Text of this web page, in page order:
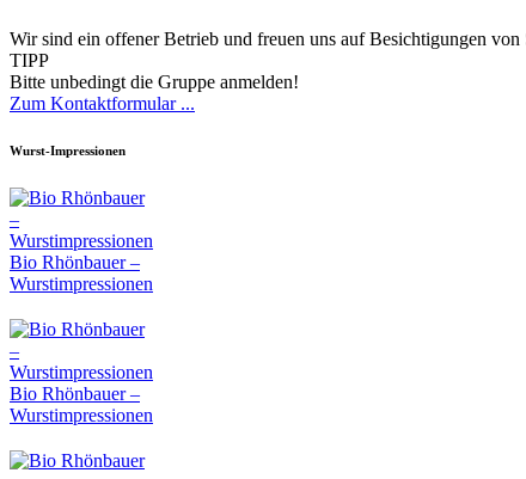
Wir sind ein offener Betrieb und freuen uns auf Besichtigungen
TIPP
Bitte unbedingt die Gruppe anmelden!
Zum Kontaktformular ...
Wurst-Impressionen
Bio Rhönbauer –
Wurstimpressionen
Bio Rhönbauer –
Wurstimpressionen